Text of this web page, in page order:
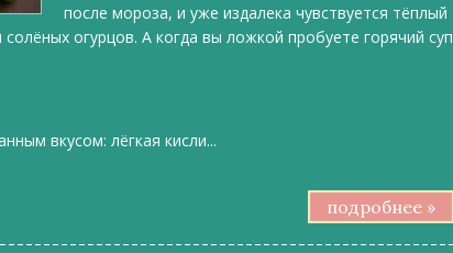
после мороза, и уже издалека чувствуется тёплый
огурцов. А когда вы ложкой пробуете горячий суп
вкусом: лёгкая кисли...
подробнее »